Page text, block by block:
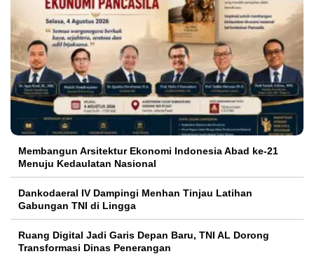
Membangun Arsitektur Ekonomi Indonesia Abad ke-21
Menuju Kedaulatan Nasional
Dankodaeral IV Dampingi Menhan Tinjau Latihan
Gabungan TNI di Lingga
Ruang Digital Jadi Garis Depan Baru, TNI AL Dorong
Transformasi Dinas Penerangan